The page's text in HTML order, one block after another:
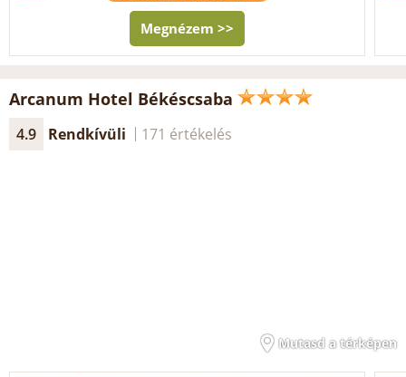
Megnézem >>
Arcanum Hotel Békéscsaba
4.9 Rendkívüli 171 értékelés
Mutasd a térképen